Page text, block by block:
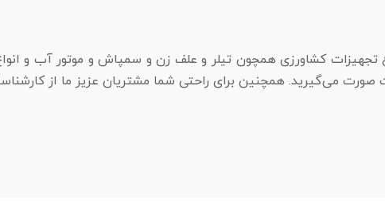
کشاورزی همچون تیلر و علف زن و سمپاش و موتور آب و
صورت می‌گیرید. همچنین برای راحتی شما مشتریان عزیز ما از